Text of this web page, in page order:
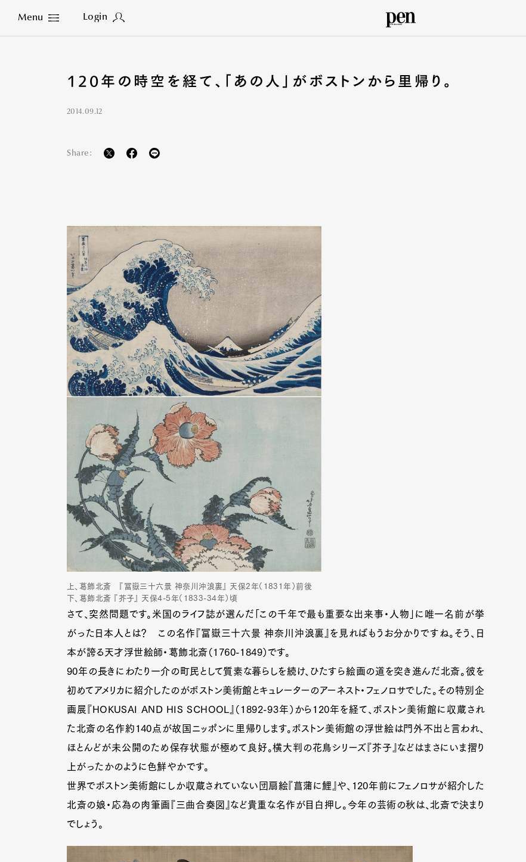
Menu Login
Close
120年の時空を経て、「あの人」がボストンから里帰り。
2014.09.12
Share:
上、葛飾北斎 『冨嶽三十六景 神奈川沖浪裏』 天保2年（1831年）前後
下、葛飾北斎 『芥子』 天保4-5年（1833-34年）頃
さて、突然問題です。米国のライフ誌が選んだ「この千年で最も重要な出来事・人物」に唯一名前が挙
がった日本人とは？ この名作『冨嶽三十六景 神奈川沖浪裏』を見ればもうお分かりですね。そう、日
本が誇る天才浮世絵師・葛飾北斎（1760-1849）です。
90年の長きにわたり一介の町民として質素な暮らしを続け、ひたすら絵画の道を突き進んだ北斎。彼を
初めてアメリカに紹介したのがボストン美術館とキュレーターのアーネスト・フェノロサでした。その特別企
画展『HOKUSAI AND HIS SCHOOL』（1892-93年）から120年を経て、ボストン美術館に収蔵され
た北斎の名作約140点が故国ニッポンに里帰りします。ボストン美術館の浮世絵は門外不出と言われ、
ほとんどが未公開のため保存状態が極めて良好。横大判の花鳥シリーズ『芥子』などはまさにいま摺り
上がったかのように色鮮やかです。
世界でボストン美術館にしか収蔵されていない団扇絵『菖蒲に鯉』や、120年前にフェノロサが紹介した
北斎の娘・応為の肉筆画『三曲合奏図』など貴重な名作が目白押し。今年の芸術の秋は、北斎で決まり
でしょう。